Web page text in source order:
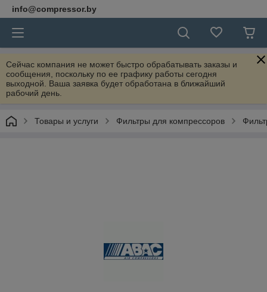
info@compressor.by
Сейчас компания не может быстро обрабатывать заказы и
сообщения, поскольку по ее графику работы сегодня
выходной. Ваша заявка будет обработана в ближайший
рабочий день.
Товары и услуги Фильтры для компрессоров